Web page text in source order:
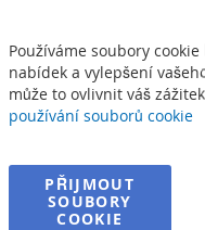
Používáme soubory
nabídek a vylepšení
může to ovlivnit váš
používání souborů cookie
PŘIJMOUT
SOUBORY
COOKIE
porovnání